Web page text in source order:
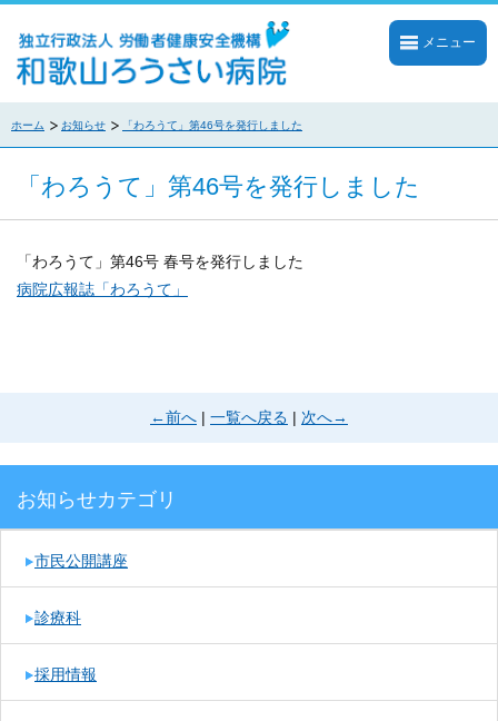
メニュー
ホーム お知らせ 「わろうて」第46号を発行しました
「わろうて」第46号を発行しました
「わろうて」第46号 春号を発行しました
病院広報誌「わろうて」
←前へ | 一覧へ戻る | 次へ→
お知らせカテゴリ
市民公開講座
診療科
採用情報